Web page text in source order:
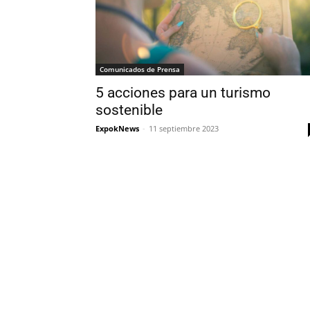
Comunicados de Prensa
5 acciones para un turismo
sostenible
ExpokNews - 11 septiembre 2023